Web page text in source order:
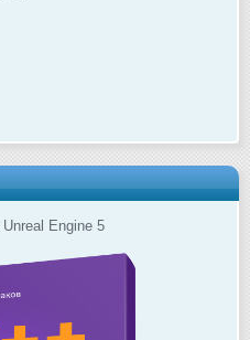
Engine 5